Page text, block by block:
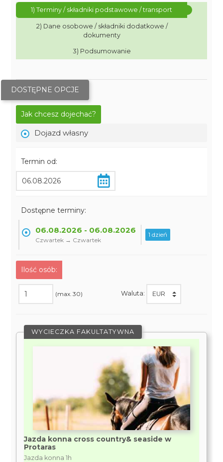
1) Terminy / składniki podstawowe / transport
2) Dane osobowe / składniki dodatkowe /
dokumenty
3) Podsumowanie
DOSTĘPNE OPCJE
Jak chcesz dojechać?
Dojazd własny
Termin od:
Dostępne terminy:
06.08.2026 - 06.08.2026
Czwartek → Czwartek
1 dzień
Ilość osób:
(max. 30) Waluta:
WYCIECZKA FAKULTATYWNA
Jazda konna cross country& seaside w
Protaras
Jazda konna 1h